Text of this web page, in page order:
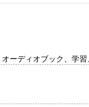
ーディオブック、学